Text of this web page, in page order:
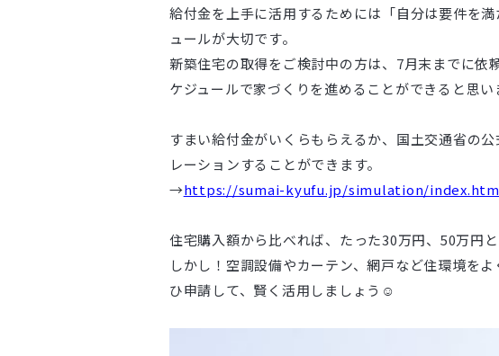
給付金を上手に活用するためには「自分は要件を
ュールが大切です。
新築住宅の取得をご検討中の方は、7月末までに依
ケジュールで家づくりを進めることができると思
すまい給付金がいくらもらえるか、国土交通省の
レーションすることができます。
→https://sumai-kyufu.jp/simulation/
住宅購入額から比べれば、たった30万円、50万円
しかし！空調設備やカーテン、網戸など住環境を
ひ申請して、賢く活用しましょう☺